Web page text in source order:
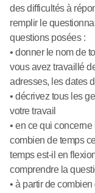
des difficultés à
remplir le
questions posées :
• donner le nom de
vous avez travaillé
adresses, les dates
• décrivez tous les
votre travail
• en ce qui
combien de temps
temps est-il en
comprendre la
• à partir de